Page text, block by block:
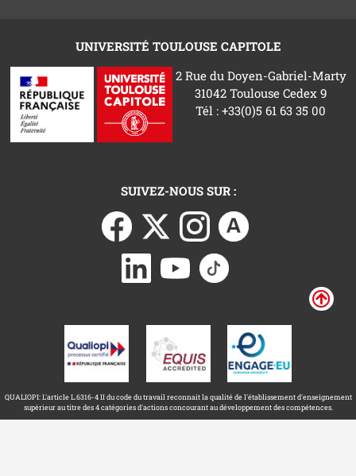
UNIVERSITÉ TOULOUSE CAPITOLE
2 Rue du Doyen-Gabriel-Marty
31042 Toulouse Cedex 9
Tél : +33(0)5 61 63 35 00
SUIVEZ-NOUS SUR :
QUALIOPI: L'article L.6316-4 II du code du travail reconnait la qualité de l'établissement d'enseignement
supérieur au titre des 4 catégories d'actions concourant au développement des compétences.